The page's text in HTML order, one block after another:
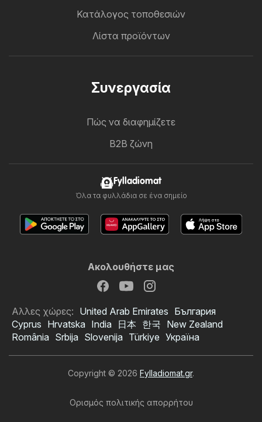
Κατάλογος τοποθεσιών
Λίστα προϊόντων
Συνεργασία
Πώς να διαφημίζετε
B2B ζώνη
Fylladiomat
Όλα τα φυλλάδια σε ένα σημείο
Ακολουθήστε μας
Αλλες χώρες: United Arab Emirates България
Cyprus Hrvatska India 日本 한국 New Zealand
România Srbija Slovenija Türkiye Україна
Copyright © 2026 Fylladiomat.gr.
Ορισμός πολιτικής απορρήτου